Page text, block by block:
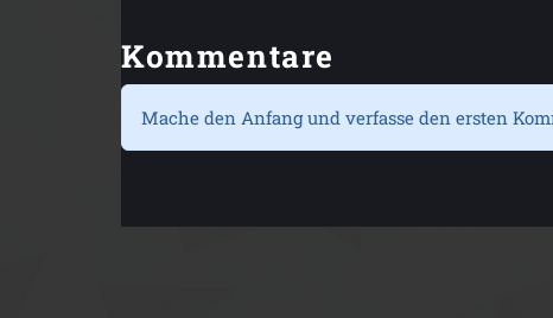
Kommentare
Mache den Anfang und verfasse den ersten